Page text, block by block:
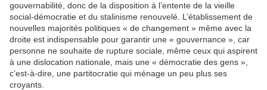
gouvernabilité, donc de la disposition à l’entente de la vieille
social-démocratie et du stalinisme renouvelé. L’établissement de
nouvelles majorités politiques « de changement » même avec la
droite est indispensable pour garantir une « gouvernance », car
personne ne souhaite de rupture sociale, même ceux qui aspirent
à une dislocation nationale, mais une « démocratie des gens »,
c’est-à-dire, une partitocratie qui ménage un peu plus ses
croyants.